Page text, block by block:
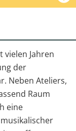
vielen Jahren
der
Neben Ateliers,
Raum
eine